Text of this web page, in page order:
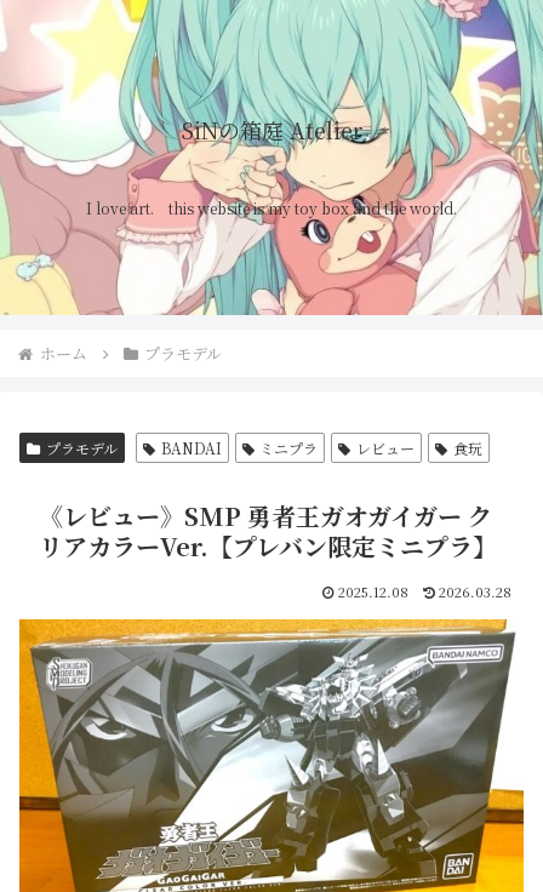
SiNの箱庭 Atelier
I love art. this website is my toy box and the world.
ホーム プラモデル
プラモデル BANDAI ミニプラ レビュー 食玩
《レビュー》SMP 勇者王ガオガイガー ク
リアカラーVer.【プレバン限定ミニプラ】
2025.12.08 2026.03.28